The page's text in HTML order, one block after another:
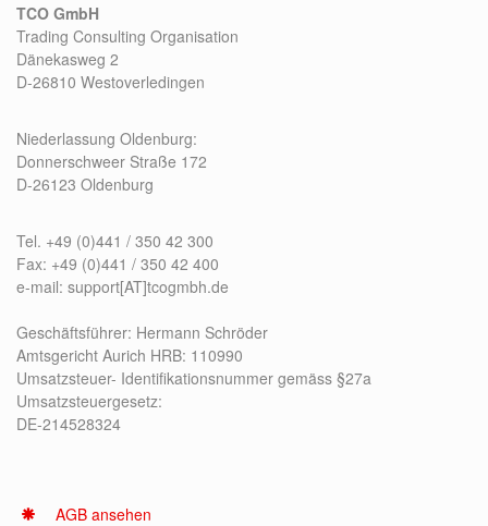
TCO GmbH
Trading Consulting Organisation
Dänekasweg 2
D-26810 Westoverledingen
Niederlassung Oldenburg:
Donnerschweer Straße 172
D-26123 Oldenburg
Tel. +49 (0)441 / 350 42 300
Fax: +49 (0)441 / 350 42 400
e-mail: support[AT]tcogmbh.de
Geschäftsführer: Hermann Schröder
Amtsgericht Aurich HRB: 110990
Umsatzsteuer- Identifikationsnummer gemäss §27a
Umsatzsteuergesetz:
DE-214528324
AGB ansehen